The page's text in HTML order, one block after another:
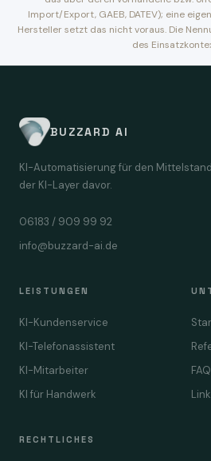
Import/Export, GAEB, DATEV); eine
Hersteller setzt das nicht voraus. Die
des
BUZZARD AI
KI-Automatisierung für den
der KI-Layer davor.
06183 / 909 99 92
info@buzzard-ai.de
LEISTUNGEN
KI-Kundenservice
KI-Telefonassistent
KI-Mitarbeiter
KI für Handwerk
FAQ
RECHTLICHES